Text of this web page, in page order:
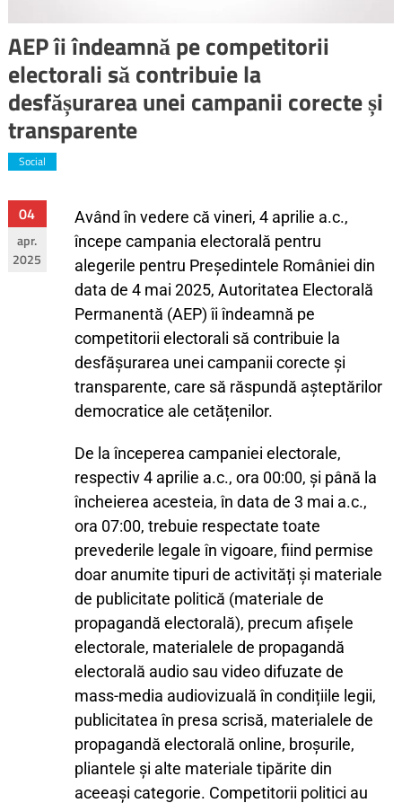
AEP îi îndeamnă pe competitorii
electorali să contribuie la
desfășurarea unei campanii corecte și
transparente
Social
04
apr.
2025
Având în vedere că vineri, 4 aprilie a.c.,
începe campania electorală pentru
alegerile pentru Președintele României din
data de 4 mai 2025, Autoritatea Electorală
Permanentă (AEP) îi îndeamnă pe
competitorii electorali să contribuie la
desfășurarea unei campanii corecte și
transparente, care să răspundă așteptărilor
democratice ale cetățenilor.
De la începerea campaniei electorale,
respectiv 4 aprilie a.c., ora 00:00, și până la
încheierea acesteia, în data de 3 mai a.c.,
ora 07:00, trebuie respectate toate
prevederile legale în vigoare, fiind permise
doar anumite tipuri de activități și materiale
de publicitate politică (materiale de
propagandă electorală), precum afișele
electorale, materialele de propagandă
electorală audio sau video difuzate de
mass-media audiovizuală în condițiile legii,
publicitatea în presa scrisă, materialele de
propagandă electorală online, broșurile,
pliantele și alte materiale tipărite din
aceeași categorie. Competitorii politici au